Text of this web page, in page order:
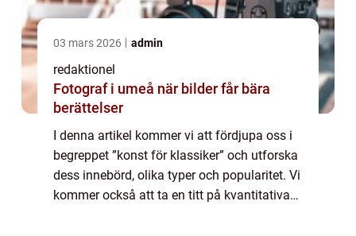
03 mars 2026 admin
redaktionel
Fotograf i umeå när bilder får bära
berättelser
I denna artikel kommer vi att fördjupa oss i
begreppet ”konst för klassiker” och utforska
dess innebörd, olika typer och popularitet. Vi
kommer också att ta en titt på kvantitativa